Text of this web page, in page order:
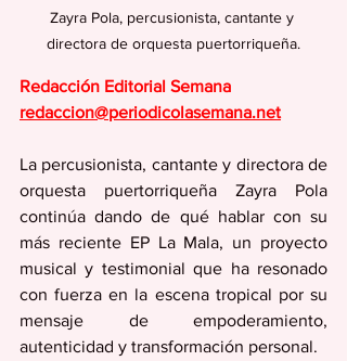
Zayra Pola, percusionista, cantante y
directora de orquesta puertorriqueña.
Redacción Editorial Semana
redaccion@periodicolasemana.net
La percusionista, cantante y directora de
orquesta puertorriqueña Zayra Pola
continúa dando de qué hablar con su
más reciente EP La Mala, un proyecto
musical y testimonial que ha resonado
con fuerza en la escena tropical por su
mensaje de empoderamiento,
autenticidad y transformación personal.